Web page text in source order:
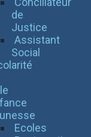
de
Justice
Assistant
Social
Ecoles